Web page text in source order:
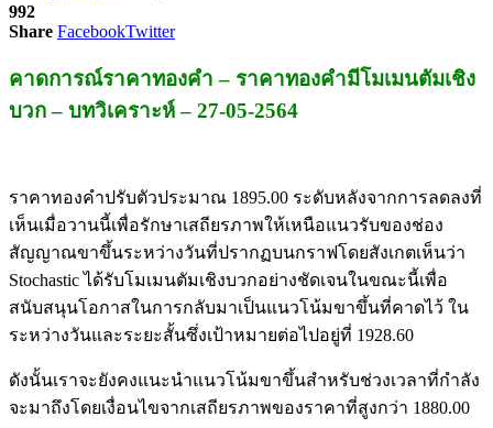
992
Share FacebookTwitter
คาดการณ์ราคาทองคำ – ราคาทองคำมีโมเมนตัมเชิง
บวก – บทวิเคราะห์ – 27-05-2564
ราคาทองคำปรับตัวประมาณ 1895.00 ระดับหลังจากการลดลงที่
เห็นเมื่อวานนี้เพื่อรักษาเสถียรภาพให้เหนือแนวรับของช่อง
สัญญาณขาขึ้นระหว่างวันที่ปรากฏบนกราฟโดยสังเกตเห็นว่า
Stochastic ได้รับโมเมนตัมเชิงบวกอย่างชัดเจนในขณะนี้เพื่อ
สนับสนุนโอกาสในการกลับมาเป็นแนวโน้มขาขึ้นที่คาดไว้ ใน
ระหว่างวันและระยะสั้นซึ่งเป้าหมายต่อไปอยู่ที่ 1928.60
ดังนั้นเราจะยังคงแนะนำแนวโน้มขาขึ้นสำหรับช่วงเวลาที่กำลัง
จะมาถึงโดยเงื่อนไขจากเสถียรภาพของราคาที่สูงกว่า 1880.00